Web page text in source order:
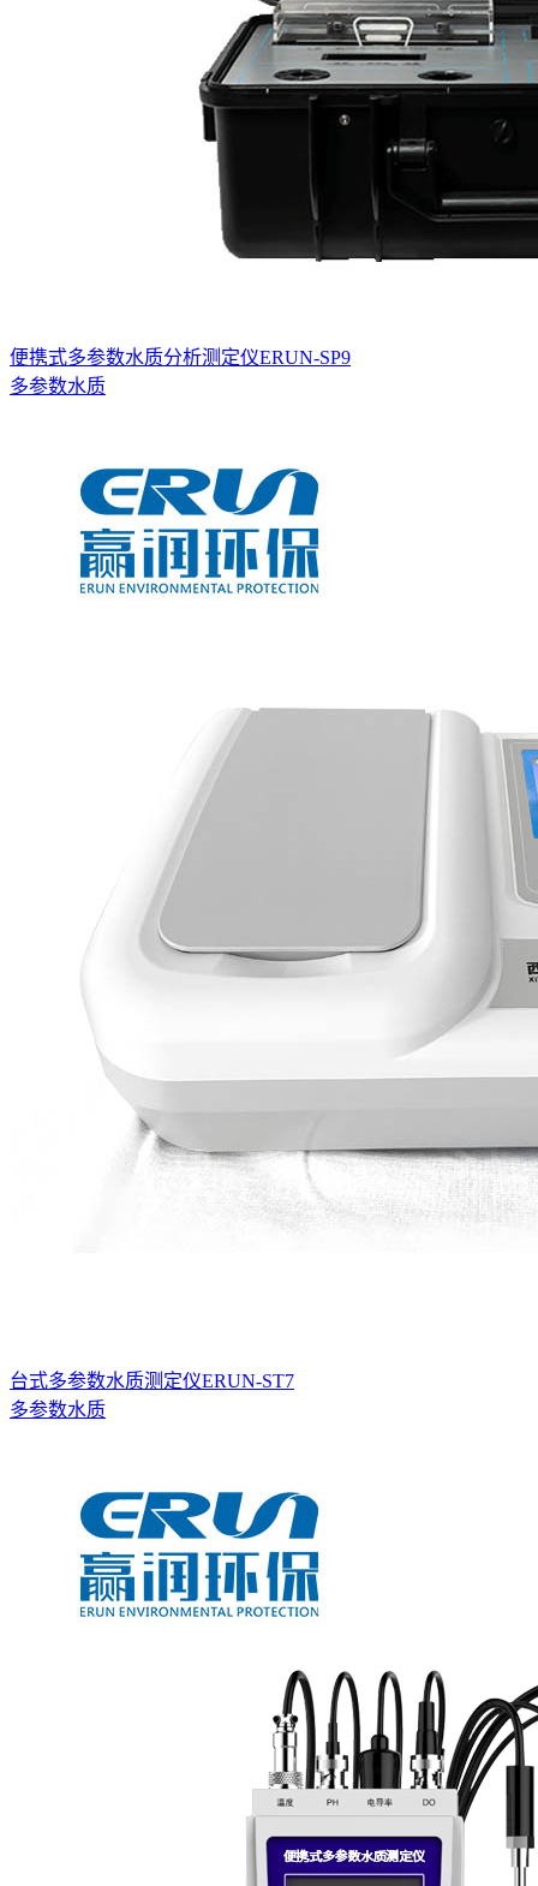
便携式多参数水质分析测定仪ERUN-SP9
多参数水质
台式多参数水质测定仪ERUN-ST7
多参数水质